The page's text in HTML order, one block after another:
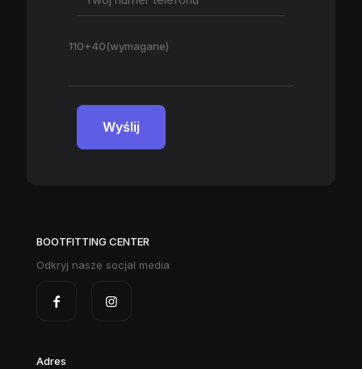
110+40(wymagane)
BOOTFITTING CENTER
Odkryj nasze socjal media
Adres